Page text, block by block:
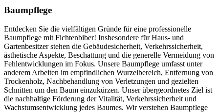
Baumpflege
Entdecken Sie die vielfältigen Gründe für eine professionelle
Baumpflege mit Fichtenbiber! Insbesondere für Haus- und
Gartenbesitzer stehen die Gebäudesicherheit, Verkehrssicherheit,
ästhetische Aspekte, Beschattung und die generelle Vermeidung von
Fehlentwicklungen im Fokus. Unsere Baumpflege umfasst unter
anderem Arbeiten im empfindlichen Wurzelbereich, Entfernung von
Trockenholz, Nachbehandlung von Verletzungen und gezielten
Schnitten um den Baum einzukürzen. Unser übergeordnetes Ziel ist
die nachhaltige Förderung der Vitalität, Verkehrssicherheit und
Wachstumsentwicklung jedes Baumes. Wir verstehen Baumpflege